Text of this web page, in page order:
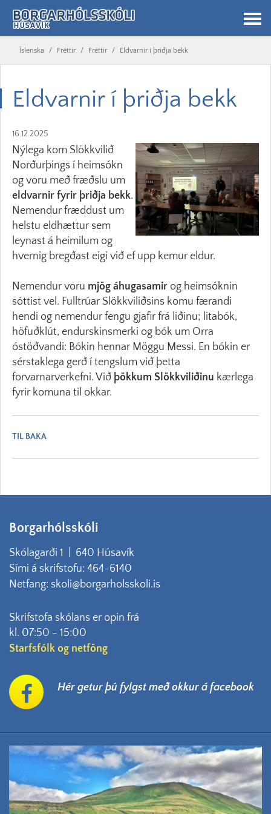
Íslenska / Fréttir / Fréttir / Eldvarnir í þriðja bekk
Eldvarnir í þriðja bekk
16.12.2025
Nýlega kom Slökkvilið
Norðurþings í heimsókn
og voru með fræðslu um
eldvarnir fyrir þriðja bekk.
Nemendur fræddust um
helstu eldhættur sem
leynast á heimilum og
hvernig bregðast eigi við ef upp kemur eldur.
Nemendur voru mjög áhugasamir og heimsóknin
sóttist vel. Fulltrúar Slökkviliðsins komu færandi
hendi og nemendur fengu gjafir frá liðinu; litabók,
höfuðklút, endurskinsmerki og bók um Orra
óstöðvandi: Bókin hennar Möggu Messi. En bókin er
sérstaklega gerð í tengslum við þetta
forvarnarverkefni. Við þökkum Slökkviliðinu kærlega
fyrir komuna til okkar.
TIL BAKA
Borgarhólsskóli
Skólagarði 1 | 640 Húsavík
Sími á skrifstofu: 464-6140
Netfang: skoli@borgarholsskoli.is
Skrifstofa skólans er opin frá
kl. 07:50 - 15:00
Starfsfólk og netföng
Hér getur þú fylgst með okkur á facebook